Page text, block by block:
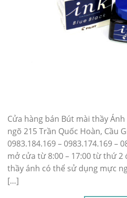
Cửa hàng bán Bút mài thầy
ngõ 215 Trần Quốc Hoàn, Cầu
0983.184.169 – 0983.174.169 –
mở cửa từ 8:00 – 17:00 từ thứ
thầy ánh có thể sử dụng mực
[…]